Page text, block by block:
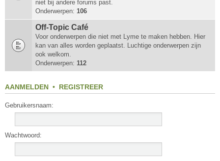
niet bij andere forums past.
Onderwerpen: 106
Off-Topic Café
Voor onderwerpen die niet met Lyme te maken hebben. Hier
kan van alles worden geplaatst. Luchtige onderwerpen zijn
ook welkom.
Onderwerpen: 112
AANMELDEN • REGISTREER
Gebruikersnaam:
Wachtwoord: